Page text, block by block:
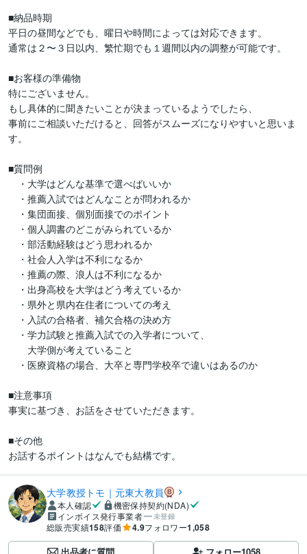
■納品時期
平日の昼間などでも、曜日や時間によっては対応できます。
通常は２〜３日以内、繁忙期でも１週間以内の調整が可能です。
■お客様の準備物
特にございません。
もし具体的に聞きたいことが決まっているようでしたら、
事前にご相談いただけると、回答がスムーズになりやすいと思いま
す。
■質問例
・大学はどんな基準で選べばいいか
・推薦入試ではどんなことが問われるか
・集団面接、個別面接でのポイント
・個人調書のどこがみられているか
・部活動経験はどう思われるか
・社会人入学は不利になるか
・推薦の際、浪人は不利になるか
・出身高校を大学はどう考えているか
・県外と県内在住者についての考え
・入試の合格者、補欠合格の決め方
・学力試験と推薦入試での入学者について、
大学側が考えていること
・医療資格の場合、大卒と専門学校卒で違いはあるのか
■注意事項
事実に基づき、お話をさせていただきます。
■その他
お話するポイントはなんでも結構です。
大学教授トモ｜元東大教員
本人確認
機密保持契約(NDA)
インボイス発行事業者
未登録
総販売実績158評価 4.9フォロワー1,058